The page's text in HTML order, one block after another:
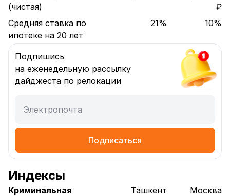
(чистая)
₽
Средняя ставка по
ипотеке на 20 лет
21% 10%
Подпишись
на еженедельную рассылку
дайджеста по релокации
Электропочта
Подписаться
Индексы
Криминальная
Ташкент Москва